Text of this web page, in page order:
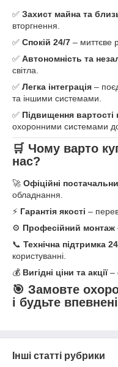
✅ Захист майна та
вторгнення.
✅ Спокій 24/7 – миттєве
✅ Автономність та
світла.
✅ Легка інтеграція –
та іншими системами.
✅ Підвищення вартості
охоронними системами
🛒 Чому варто
нас?
🚀 Офіційні
обладнання.
⚡ Гарантія якості –
⚙️ Професійний монтаж
📞 Технічна підтримка
користуванні.
💰 Вигідні ціни та акції–
🎯 Замовте
і будьте
Інші статті рубрики